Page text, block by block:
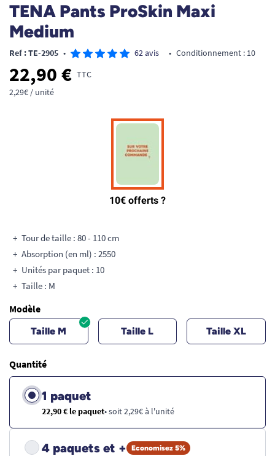
TENA Pants ProSkin Maxi
Medium
Ref : TE-2905 • 62 avis • Conditionnement : 10
22,90 € TTC
2,29€ / unité
Tour de taille : 80 - 110 cm
Absorption (en ml) : 2550
Unités par paquet : 10
Taille : M
Modèle
Taille M Taille L Taille XL
Quantité
1 paquet
22,90 € le paquet• soit 2,29€ à l'unité
4 paquets et + Economisez 5%